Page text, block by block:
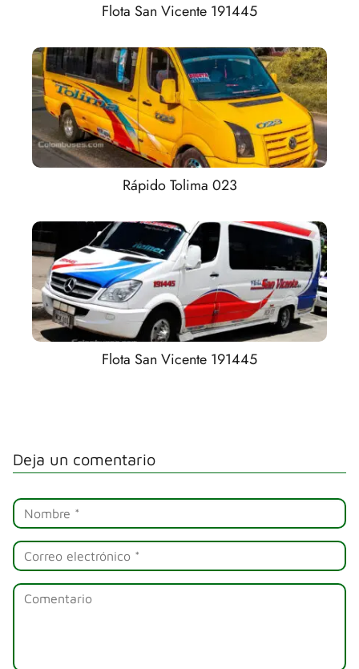
Flota San Vicente 191445
Rápido Tolima 023
Flota San Vicente 191445
Deja un comentario